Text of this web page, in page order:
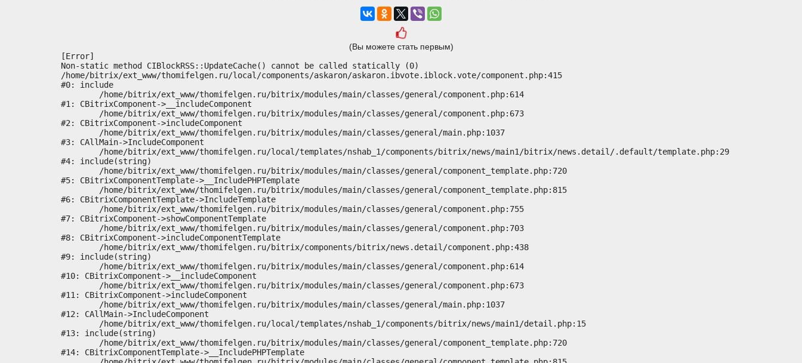
(Вы можете стать первым)
[Error]
Non-static method CIBlockRSS::UpdateCache() cannot be called statically (0)
/home/bitrix/ext_www/thomifelgen.ru/local/components/askaron/askaron.ibvote.iblock.vote/component.php:415
#0: include
#1: CBitrixComponent->__includeComponent
#2: CBitrixComponent->includeComponent
#3: CAllMain->IncludeComponent
#4: include(string)
#5: CBitrixComponentTemplate->__IncludePHPTemplate
#6: CBitrixComponentTemplate->IncludeTemplate
#7: CBitrixComponent->showComponentTemplate
#8: CBitrixComponent->includeComponentTemplate
#9: include(string)
#10: CBitrixComponent->__includeComponent
#11: CBitrixComponent->includeComponent
#12: CAllMain->IncludeComponent
#13: include(string)
#14: CBitrixComponentTemplate->__IncludePHPTemplate